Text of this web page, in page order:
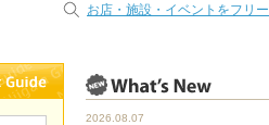
お店・施設・イベントをフリ
2026.08.07